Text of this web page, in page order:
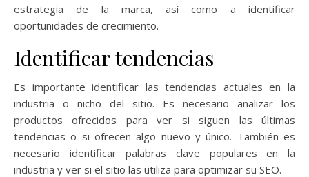
estrategia de la marca, así como a identificar
oportunidades de crecimiento.
Identificar tendencias
Es importante identificar las tendencias actuales en la
industria o nicho del sitio. Es necesario analizar los
productos ofrecidos para ver si siguen las últimas
tendencias o si ofrecen algo nuevo y único. También es
necesario identificar palabras clave populares en la
industria y ver si el sitio las utiliza para optimizar su SEO.